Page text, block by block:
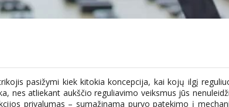
pasižymi kiek kitokia koncepcija, kai kojų ilgį
atliekant aukščio reguliavimo veiksmus jūs
privalumas – sumažinama purvo patekimo į